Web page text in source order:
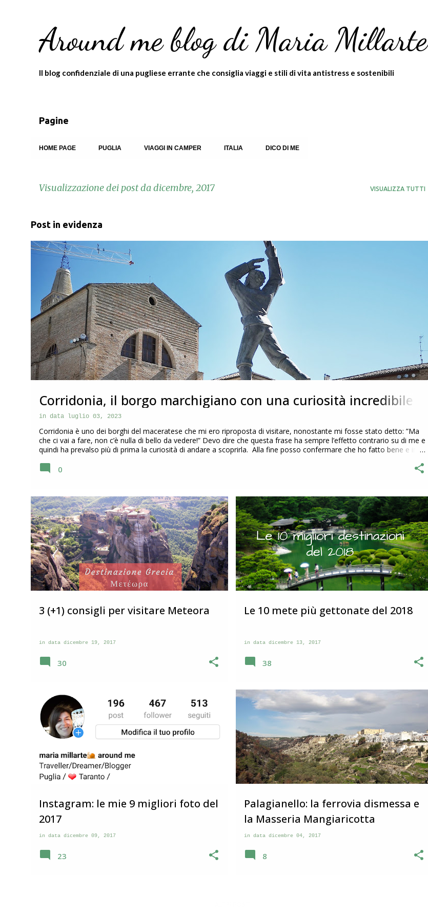
Around me blog di Maria Millarte
Il blog confidenziale di una pugliese errante che consiglia viaggi e stili di vita antistress e sostenibili
Pagine
HOME PAGE PUGLIA VIAGGI IN CAMPER ITALIA DICO DI ME
Visualizzazione dei post da dicembre, 2017 VISUALIZZA TUTTI
P
o
s
Post in evidenza
Corridonia, il borgo marchigiano con una curiosità incredibile
|Marche|
in data luglio 03, 2023
ITALIA MARCHE
Corridonia è uno dei borghi del maceratese che mi ero riproposta di visitare, nonostante mi fosse stato detto: ”Ma
che ci vai a fare, non c’è nulla di bello da vedere!” Devo dire che questa frase ha sempre l’effetto contrario su di me e
quindi ha prevalso più di prima la curiosità di andare a scoprirla. Alla fine posso confermare che ho fatto bene e in
questo paese. Visita a Corridonia Corridonia si trova nelle Marche in provincia di Macerata . Il borgo si incontra
estendono su un’altura. Dopo aver visitato parecchi borghi nel maceratese che grosso modo si somigliano
immaginavo che anche Corridonia avesse il bel ce...
0
3 (+1) consigli per visitare Meteora
in data dicembre 19, 2017
EUROPA VIAGGI IN CAMPER
30
Le 10 mete più gettonate del 2018
in data dicembre 13, 2017
38
Instagram: le mie 9 migliori foto del
2017
in data dicembre 09, 2017
ME
23
Palagianello: la ferrovia dismessa e
la Masseria Mangiaricotta
in data dicembre 04, 2017
PUGLIA PUGLIA DELLE GRAVINE
8